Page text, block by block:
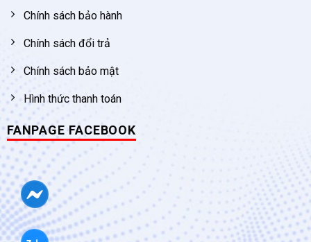
Chính sách bảo hành
Chính sách đổi trả
Chính sách bảo mật
Hình thức thanh toán
FANPAGE FACEBOOK